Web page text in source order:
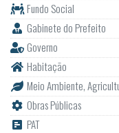
Fundo Social
Gabinete do Prefeito
Governo
Habitação
Meio Ambiente,
Obras Públicas
PAT